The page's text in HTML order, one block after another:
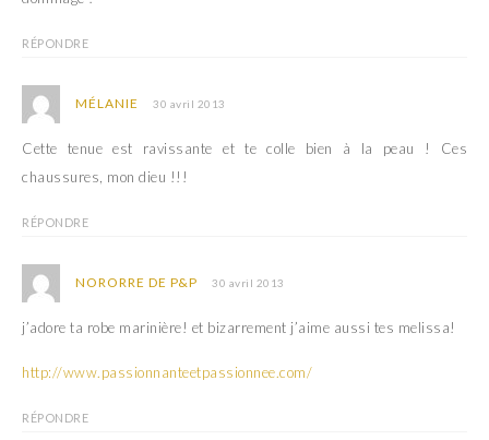
RÉPONDRE
MÉLANIE 30 avril 2013
Cette tenue est ravissante et te colle bien à la peau ! Ces
chaussures, mon dieu !!!
RÉPONDRE
NORORRE DE P&P 30 avril 2013
j’adore ta robe marinière! et bizarrement j’aime aussi tes melissa!
http://www.passionnanteetpassionnee.com/
RÉPONDRE